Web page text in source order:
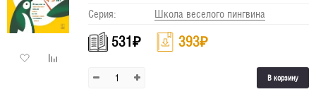
Серия:
Школа веселого пингвина
531₽ 393₽
В корзину